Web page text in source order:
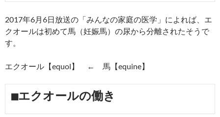
2017年6月6日放送の「みんなの家庭の医学」によれば、エ
クオールは初めて馬（妊娠馬）の尿から分離されたそうで
す。
エクオール【equol】 ← 馬【equine】
■エクオールの働き